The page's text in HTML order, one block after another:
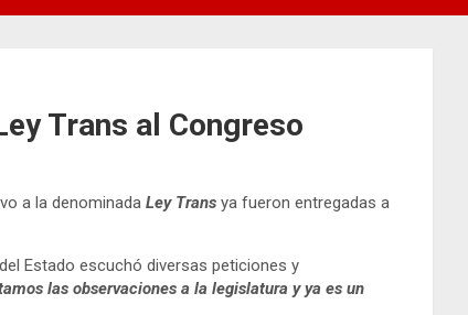
Trans al Congreso
a la denominada Ley Trans ya fueron entregadas a
Estado escuchó diversas peticiones y
las observaciones a la legislatura y ya es un